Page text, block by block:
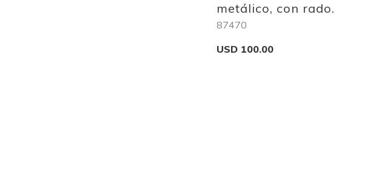
metálico, con rado.
87470
USD 100.00